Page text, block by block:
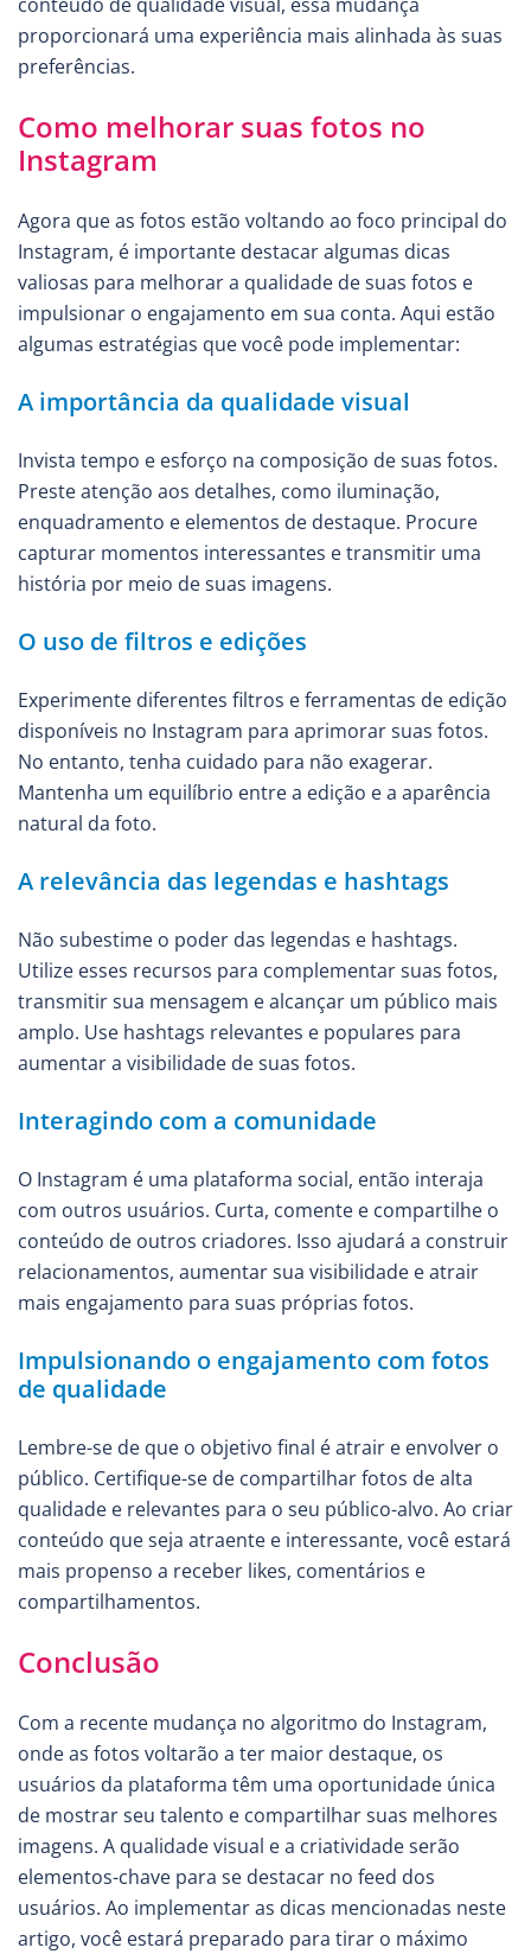
proporcionará uma experiência mais alinhada às suas
preferências.
Como melhorar suas fotos no
Instagram
Agora que as fotos estão voltando ao foco principal do
Instagram, é importante destacar algumas dicas
valiosas para melhorar a qualidade de suas fotos e
impulsionar o engajamento em sua conta. Aqui estão
algumas estratégias que você pode implementar:
A importância da qualidade visual
Invista tempo e esforço na composição de suas fotos.
Preste atenção aos detalhes, como iluminação,
enquadramento e elementos de destaque. Procure
capturar momentos interessantes e transmitir uma
história por meio de suas imagens.
O uso de filtros e edições
Experimente diferentes filtros e ferramentas de edição
disponíveis no Instagram para aprimorar suas fotos.
No entanto, tenha cuidado para não exagerar.
Mantenha um equilíbrio entre a edição e a aparência
natural da foto.
A relevância das legendas e hashtags
Não subestime o poder das legendas e hashtags.
Utilize esses recursos para complementar suas fotos,
transmitir sua mensagem e alcançar um público mais
amplo. Use hashtags relevantes e populares para
aumentar a visibilidade de suas fotos.
Interagindo com a comunidade
O Instagram é uma plataforma social, então interaja
com outros usuários. Curta, comente e compartilhe o
conteúdo de outros criadores. Isso ajudará a construir
relacionamentos, aumentar sua visibilidade e atrair
mais engajamento para suas próprias fotos.
Impulsionando o engajamento com fotos
de qualidade
Lembre-se de que o objetivo final é atrair e envolver o
público. Certifique-se de compartilhar fotos de alta
qualidade e relevantes para o seu público-alvo. Ao criar
conteúdo que seja atraente e interessante, você estará
mais propenso a receber likes, comentários e
compartilhamentos.
Conclusão
Com a recente mudança no algoritmo do Instagram,
onde as fotos voltarão a ter maior destaque, os
usuários da plataforma têm uma oportunidade única
de mostrar seu talento e compartilhar suas melhores
imagens. A qualidade visual e a criatividade serão
elementos-chave para se destacar no feed dos
usuários. Ao implementar as dicas mencionadas neste
artigo, você estará preparado para tirar o máximo